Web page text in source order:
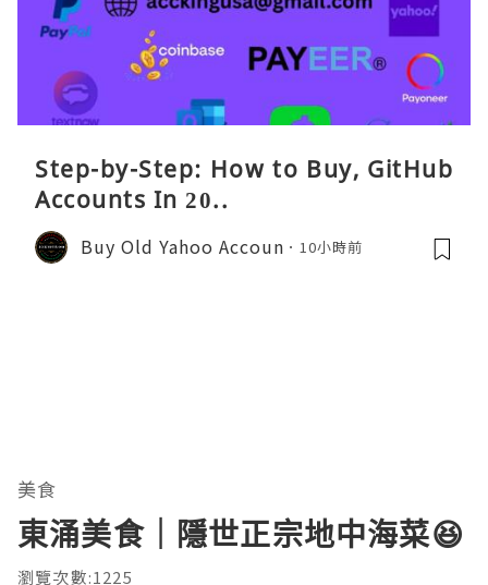
Step-by-Step: How to Buy, GitHub
Accounts In 20..
Buy Old Yahoo Accoun 10小時前
美食
東涌美食｜隱世正宗地中海菜😆
瀏覽次數:1225